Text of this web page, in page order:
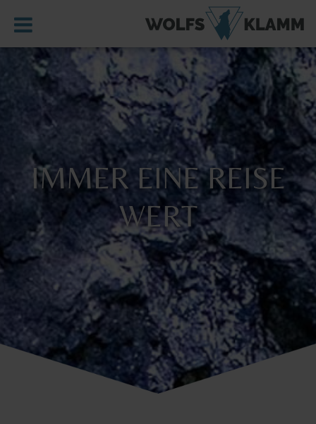
KONTAKT
WETTER
IMPRESSUM
DATENSCHUTZ
IMMER EINE REISE
WERT